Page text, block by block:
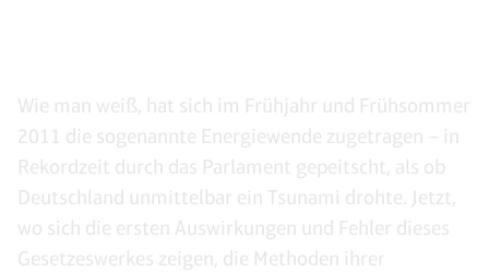
Wie man weiß, hat sich im Frühjahr und Frühsommer
2011 die sogenannte Energiewende zugetragen – in
Rekordzeit durch das Parlament gepeitscht, als ob
Deutschland unmittelbar ein Tsunami drohte. Jetzt,
wo sich die ersten Auswirkungen und Fehler dieses
Gesetzeswerkes zeigen, die Methoden ihrer